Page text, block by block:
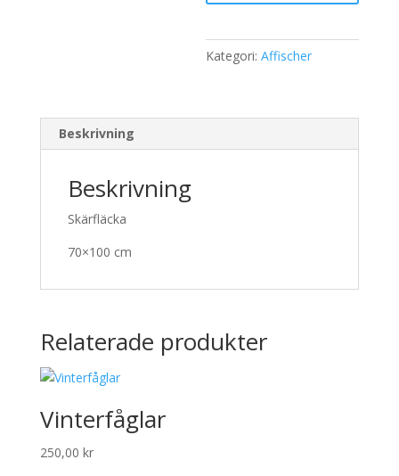
Kategori:Affischer
Beskrivning
Beskrivning
Skärfläcka
70×100 cm
Relaterade produkter
Vinterfåglar
250,00 kr